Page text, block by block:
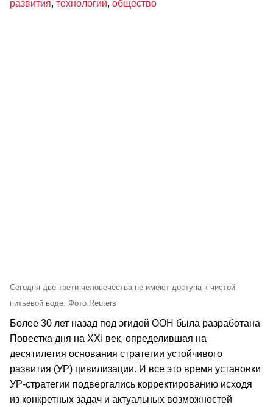
развития, технологии, общество
Сегодня две трети человечества не имеют доступа к чистой
питьевой воде. Фото Reuters
Более 30 лет назад под эгидой ООН была разработана
Повестка дня на ХХI век, определившая на
десятилетия основания стратегии устойчивого
развития (УР) цивилизации. И все это время установки
УР-стратегии подвергались корректированию исходя
из конкретных задач и актуальных возможностей